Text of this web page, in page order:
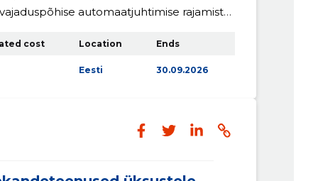
automaatjuhtimise rajamist
seadmete tarnimine ja
ja automaatikatööd,
cost Location
Eesti
Ends
30.09.2026